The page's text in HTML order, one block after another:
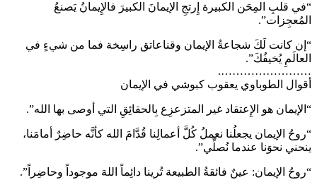
“في قلبِ المِحَن الكبيرة إِرتجِ الإيمانَ الكبيرَ فالإِيمانُ يَصنعُ
المُعجِزات”.
“إن كانت لَكَ شجاعةُ الإيمان وقناعاتق راسِخة فما من شيءٍ في
العالَمِ يُخيفُكَ”.
…………………….
أقوال الطوباوي يعقوب كبوشي في الإيمان
“الإيمان هو الإِعتقاد غير المتزعزِع بِالحقائِقِ التي أوصى بها الله”.
“روحُ الإيمان يجعلُنا نعملُ كُلَّ أعمالِنا قُدَّامَ الله كأنَّه حاضِرٌ أمامَنا،
ينحني نحوَنا عندما نُصلِّي”.
“روحُ الإيمان: عينٌ فائقةُ الطبيعة تُرينا دائِماً اللهَ موجوداً وحاضِراً”.